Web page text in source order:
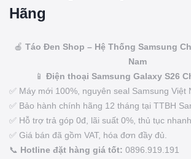
Hãng
🍎 Táo Đen Shop – Hệ Thống Samsung
Nam
📱 Điện thoại Samsung Galaxy S26
✅ Máy mới 100%, nguyên seal Samsung Việt
✅ Bảo hành chính hãng 12 tháng tại TTBH
✅ Hỗ trợ trả góp 0đ, lãi suất 0%, thủ tục nhanh
✅ Giá bán đã gồm VAT, hóa đơn đầy đủ.
📞 Hotline đặt hàng giá tốt: 0896.919.191